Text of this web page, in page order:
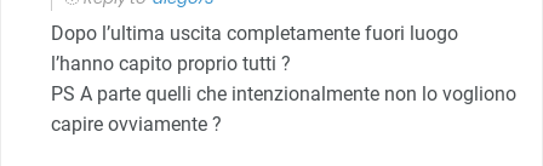
Dopo l’ultima uscita completamente fuori luogo
l’hanno capito proprio tutti ?
PS A parte quelli che intenzionalmente non lo vogliono
capire ovviamente ?